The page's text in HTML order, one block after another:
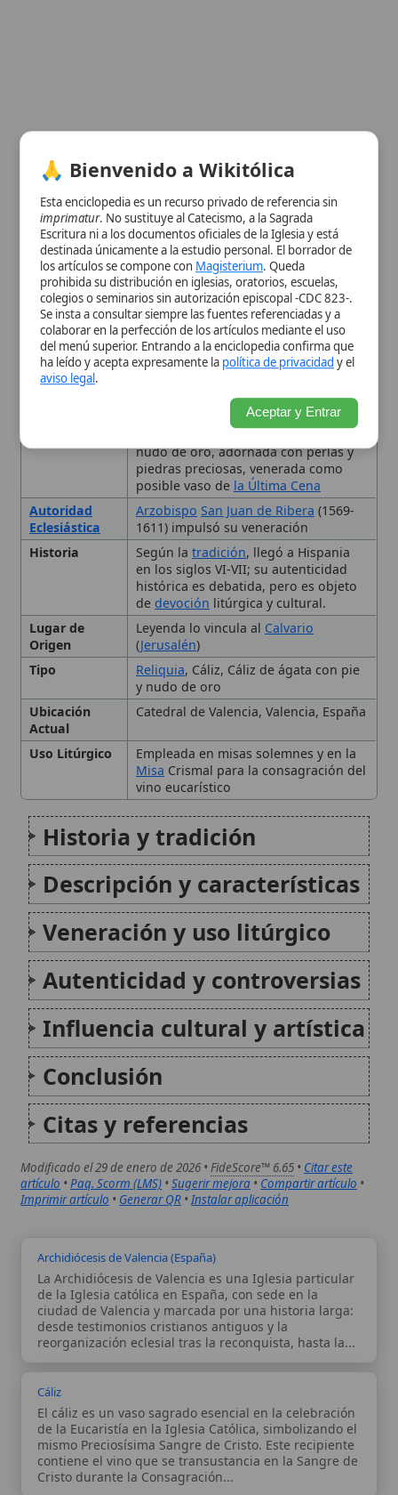
Cuadro resumen
Nombre
Santo Cáliz de Valencia
Descripción
Copa de ágata montada sobre pie y
nudo de oro, adornada con perlas y
piedras preciosas, venerada como
posible vaso dela Última Cena
Autoridad
Eclesiástica
Arzobispo San Juan de Ribera(1569-
1611) impulsó su veneración
Historia
Según latradición, llegó a Hispania
en los siglos VI-VII; su autenticidad
histórica es debatida, pero es objeto
dedevociónlitúrgica y cultural.
Lugar de
, Cáliz, Cáliz de ágata con pie
Catedral de Valencia, Valencia, España
Uso Litúrgico
Empleada en misas solemnes y en la
MisaCrismal para la consagración del
vino eucarístico
Historia y tradición
Descripción y características
Veneración y uso litúrgico
Autenticidad y controversias
Influencia cultural y artística
Conclusión
Citas y referencias
Modificado el 29 de enero de 2026 • FideScore™ 6.65•Citar este
artículo•Paq. Scorm (LMS)•Sugerir mejora •Compartir artículo•
Imprimir artículo•Generar QR•Instalar aplicación
Archidiócesis de Valencia (España)
La Archidiócesis de Valencia es una Iglesia particular
de la Iglesia católica en España, con sede en la
ciudad de Valencia y marcada por una historia larga:
desde testimonios cristianos antiguos y la
reorganización eclesial tras la reconquista, hasta la...
Cáliz
El cáliz es un vaso sagrado esencial en la celebración
de la Eucaristía en la Iglesia Católica, simbolizando el
mismo Preciosísima Sangre de Cristo. Este recipiente
contiene el vino que se transustancia en la Sangre de
Cristo durante la Consagración...
editorial de Wikitólica. Las afirmaciones
del artículo están basadas y contrastadas
usando fuentes catolicas: escritos
patrísticos, de santos, artículos
teológicos, documentos históricos, actas
de concilios, encíclicas, fuentes
Wikitólica © 2026 . Enciclopedia del patrimonio doctrinal,
histórico y litúrgico de la Iglesia Católica. Parte de la red formativa
de Curso Católico, Buscador CatólicoyCustodio Animae
del menú superior. Entrando a la enciclopedia confirma que
aviso legal